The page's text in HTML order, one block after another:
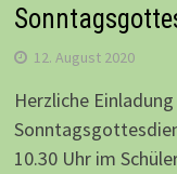
12. August 2020
Herzliche
10.30 Uhr im